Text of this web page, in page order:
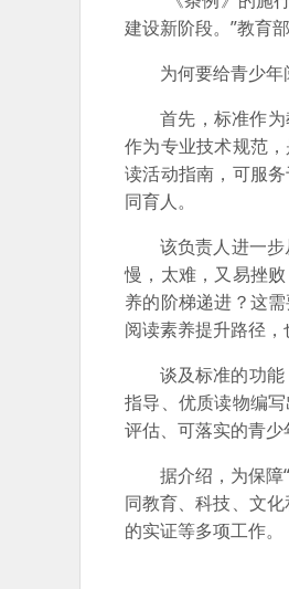
建设新阶段。”教育
为何要给青少年
首先，标准作
作为专业技术规范
读活动指南，可服
同育人。
该负责人进一
慢，太难，又易挫
养的阶梯递进？这
阅读素养提升路径
谈及标准的功
指导、优质读物编
评估、可落实的青少
据介绍，为保
同教育、科技、文
的实证等多项工作。